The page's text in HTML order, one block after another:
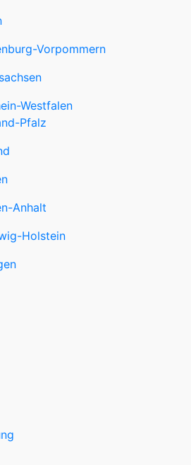
Vorpommern
Westfalen
Pfalz
Anhalt
Holstein